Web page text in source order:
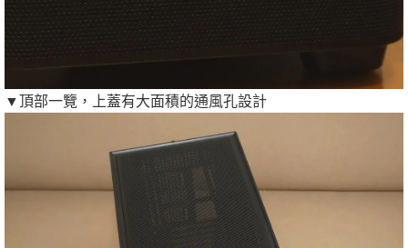
▼頂部一覽，上蓋有大面積的通風孔設計